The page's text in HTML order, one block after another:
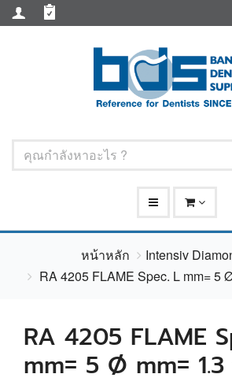
หน้าหลัก
Intensiv
RA 4205 FLAME Spec. L mm= 5
RA 4205 FLAME
mm= 5 Ø mm=